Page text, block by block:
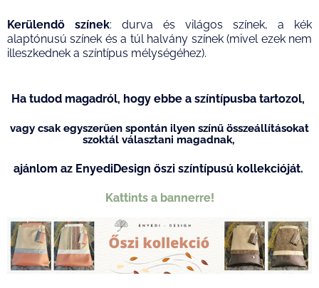
Kerülendő színek: durva és világos színek, a kék
alaptónusú színek és a túl halvány színek (mivel ezek nem
illeszkednek a színtípus mélységéhez).
Ha tudod magadról, hogy ebbe a színtípusba tartozol,
vagy csak egyszerűen spontán ilyen színű összeállításokat
szoktál választani magadnak,
ajánlom az EnyediDesign őszi színtípusú kollekcióját.
Kattints a bannerre!